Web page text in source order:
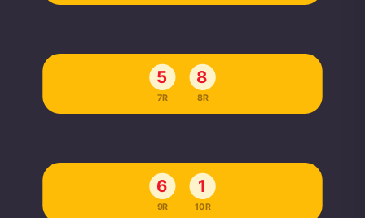
5
7R
8
8R
6
9R
1
10R